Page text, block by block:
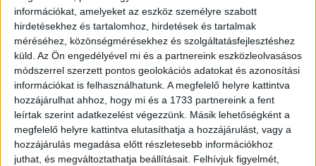
információkat, amelyeket az eszköz személyre szabott
hirdetésekhez és tartalomhoz, hirdetések és tartalmak
méréséhez, közönségmérésekhez és szolgáltatásfejlesztéshez
küld. Az Ön engedélyével mi és a partnereink eszközleolvasásos
módszerrel szerzett pontos geolokációs adatokat és azonosítási
információkat is felhasználhatunk. A megfelelő helyre kattintva
hozzájárulhat ahhoz, hogy mi és a 1733 partnereink a fent
leírtak szerint adatkezelést végezzünk. Másik lehetőségként a
megfelelő helyre kattintva elutasíthatja a hozzájárulást, vagy a
hozzájárulás megadása előtt részletesebb információkhoz
juthat, és megváltoztathatja beállításait. Felhívjuk figyelmét,
hurcolhatták be a sertéspestist
Kárpátaljáról, utánajártunk. |
Heti Mutyimondó
Az elhallgatott járvány – cigarettacsempészek
hurcolhatták be a sertéspestist Kárpátaljáról Egészen
Munkácsig mentünk az afrikai sertéspestis-járvány
(ASP) terjedésének nyomait keresve....
MONG ATTILA 2018. augusztus 24. 5 p